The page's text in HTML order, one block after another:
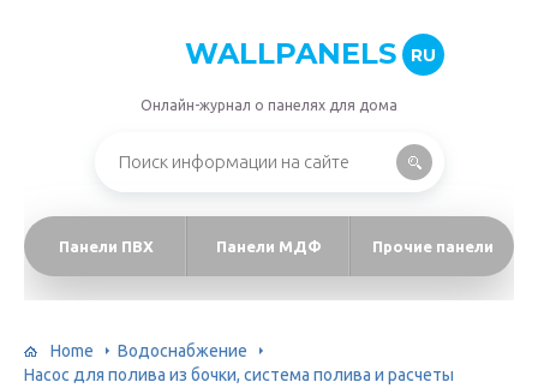
WALLPANELS RU
Онлайн-журнал о панелях для дома
Панели ПВХ Панели МДФ Прочие панели
Home
Водоснабжение
Насос для полива из бочки, система полива и расчеты